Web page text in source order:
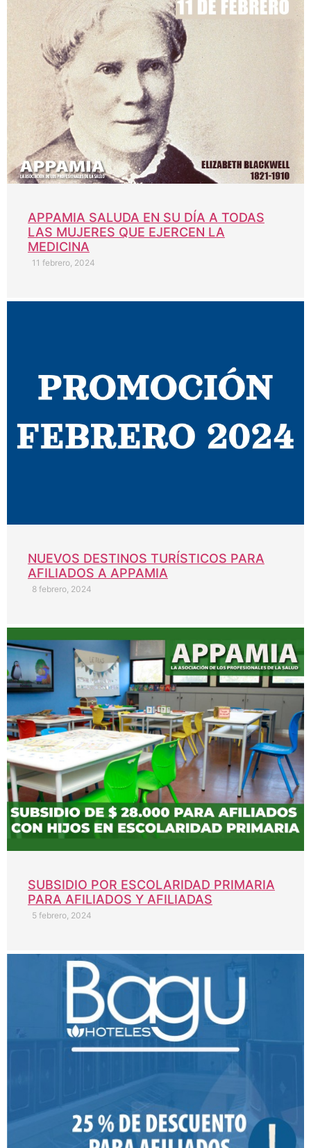
APPAMIA SALUDA EN SU DÍA A TODAS
LAS MUJERES QUE EJERCEN LA
MEDICINA
11 febrero, 2024
NUEVOS DESTINOS TURÍSTICOS PARA
AFILIADOS A APPAMIA
8 febrero, 2024
SUBSIDIO POR ESCOLARIDAD PRIMARIA
PARA AFILIADOS Y AFILIADAS
5 febrero, 2024